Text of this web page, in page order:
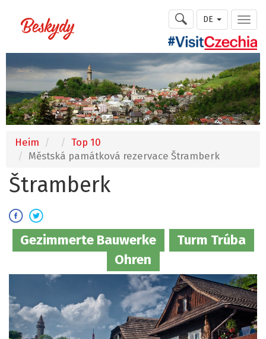
DE
Heim
Top 10
Městská památková rezervace Štramberk
Štramberk
Gezimmerte Bauwerke
Turm Trúba
Ohren